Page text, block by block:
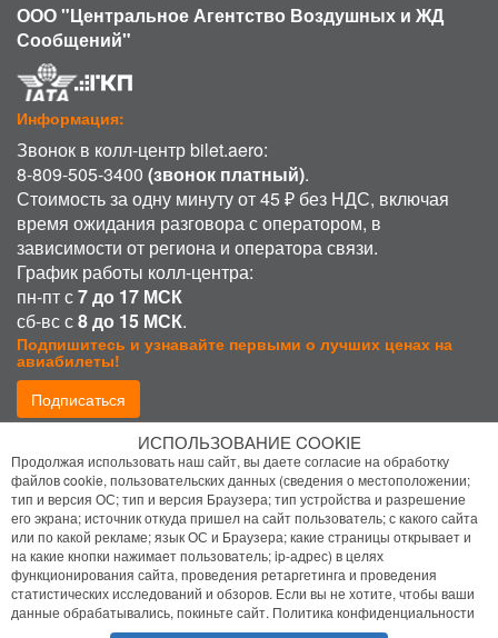
ООО "Центральное Агентство Воздушных и ЖД
Сообщений"
Информация:
Звонок в колл-центр bilet.aero:
8-809-505-3400 (звонок платный).
Стоимость за одну минуту от 45 ₽ без НДС, включая
время ожидания разговора с оператором, в
зависимости от региона и оператора связи.
График работы колл-центра:
пн-пт с7 до 17 МСК
сб-вс с8 до 15 МСК.
Подпишитесь и узнавайте первыми о лучших ценах на
авиабилеты!
Подписаться
Присоединиться:
Политика конфиденциальности
ИСПОЛЬЗОВАНИЕ COOKIE
Продолжая использовать наш сайт, вы даете согласие на обработку
файлов cookie, пользовательских данных (сведения о местоположении;
тип и версия ОС; тип и версия Браузера; тип устройства и разрешение
его экрана; источник откуда пришел на сайт пользователь; с какого сайта
или по какой рекламе; язык ОС и Браузера; какие страницы открывает и
на какие кнопки нажимает пользователь; ip-адрес) в целях
функционирования сайта, проведения ретаргетинга и проведения
статистических исследований и обзоров. Если вы не хотите, чтобы ваши
данные обрабатывались, покиньте сайт. Политика конфиденциальности